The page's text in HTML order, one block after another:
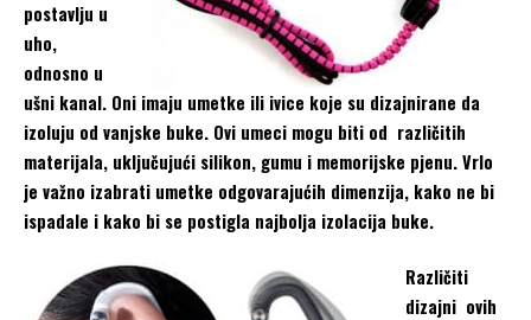
postavlju u
uho,
odnosno u
ušni kanal. Oni imaju umetke ili ivice koje su dizajnirane da
izoluju od vanjske buke. Ovi umeci mogu biti od različitih
materijala, uključujući silikon, gumu i memorijske pjenu. Vrlo
je važno izabrati umetke odgovarajućih dimenzija, kako ne bi
ispadale i kako bi se postigla najbolja izolacija buke.
Različiti
dizajni ovih